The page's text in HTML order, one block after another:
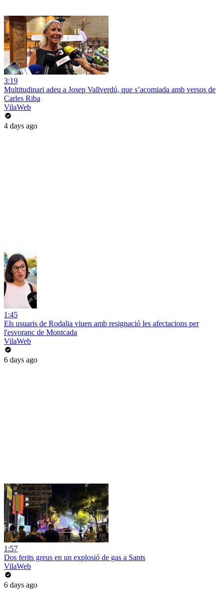
3:19
Multitudinari adeu a Josep Vallverdú, que s’acomiada amb versos de
Carles Riba
VilaWeb
4 days ago
1:45
Els usuaris de Rodalia viuen amb resignació les afectacions per
l'esvoranc de Montcada
VilaWeb
6 days ago
1:57
Dos ferits greus en un explosió de gas a Sants
VilaWeb
6 days ago